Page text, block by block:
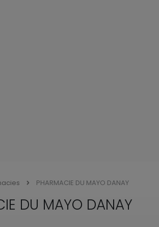
PHARMACIE DU MAYO DANAY
DU MAYO DANAY